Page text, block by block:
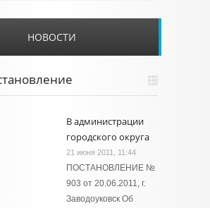
НОВОСТИ
В администрации
городского округа
21 июня 2011, 11:44
ПОСТАНОВЛЕНИЕ №
903 от 20.06.2011, г.
Заводоуковск Об